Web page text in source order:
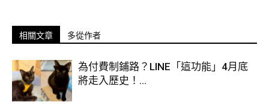
「冰友」品牌 LOGO 圖：MixerBox／提供
全中文介面使用無障礙，「冰友」開發團隊來自台灣
「冰友」是由總部位於矽谷、研發團隊位於台灣的 Super-
相關文章 多從作者
為付費制鋪路？LINE「這功能」4月底
將走入歷史！...